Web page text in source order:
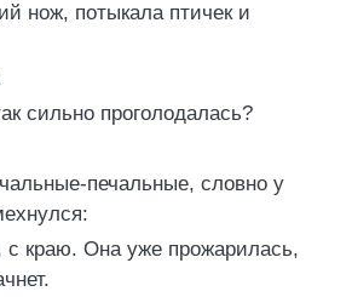
нож, потыкала птичек и
сильно проголодалась?
печальные, словно у
с краю. Она уже прожарилась,